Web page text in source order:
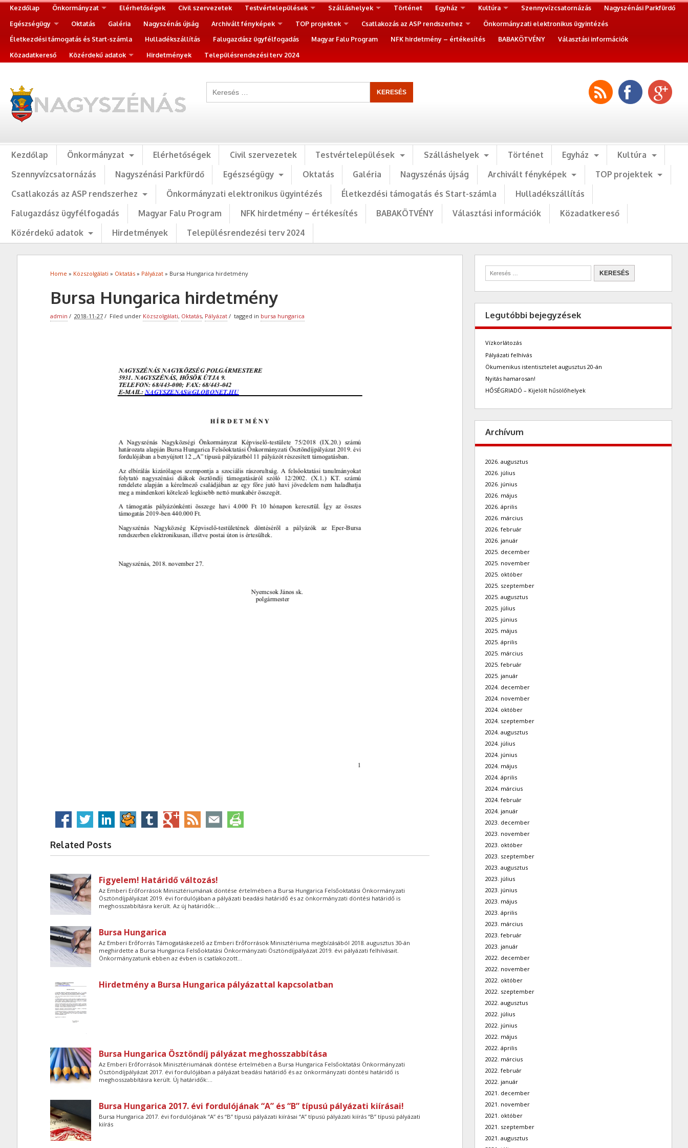
Kezdőlap Önkormányzat Elérhetőségek Civil szervezetek Testvértelepülések Szálláshelyek Történet Egyház Kultúra Szennyvízcsatornázás
Nagyszénási Parkfürdő
Egészségügy
Oktatás Galéria Nagyszénás újság Archivált fényképek TOP projektek Csatlakozás az ASP rendszerhez
Önkormányzati elektronikus ügyintézés
Életkezdési támogatás és Start-számla
Hulladékszállítás Falugazdász ügyfélfogadás Magyar Falu Program NFK hirdetmény – értékesítés BABAKÖTVÉNY
Választási információk
Közadatkereső
Közérdekű adatok Hirdetmények Településrendezési terv 2024
Kezdőlap Önkormányzat Elérhetőségek Civil szervezetek Testvértelepülések Szálláshelyek Történet Egyház
Kultúra
Szennyvízcsatornázás
Nagyszénási Parkfürdő Egészségügy Oktatás Galéria Nagyszénás újság Archivált fényképek
TOP projektek
Csatlakozás az ASP rendszerhez
Önkormányzati elektronikus ügyintézés Életkezdési támogatás és Start-számla
Hulladékszállítás
Falugazdász ügyfélfogadás
Magyar Falu Program NFK hirdetmény – értékesítés BABAKÖTVÉNY Választási információk
Közadatkereső
Közérdekű adatok
Hirdetmények Településrendezési terv 2024
Home » Közszolgálati » Oktatás » Pályázat » Bursa Hungarica hirdetmény
Bursa Hungarica hirdetmény
admin 2018-11-27 Filed under Közszolgálati, Oktatás, Pályázat tagged in bursa hungarica
Related Posts
Figyelem! Határidő változás!
Az Emberi Erőforrások Minisztériumának döntése értelmében a Bursa Hungarica Felsőoktatási Önkormányzati
Ösztöndíjpályázat 2019. évi fordulójában a pályázati beadási határidő és az önkormányzati döntési határidő is
meghosszabbításra került. Az új határidők:...
Bursa Hungarica
Az Emberi Erőforrás Támogatáskezelő az Emberi Erőforrások Minisztériuma megbízásából 2018. augusztus 30-án
meghirdette a Bursa Hungarica Felsőoktatási Önkormányzati Ösztöndíjpályázat 2019. évi pályázati felhívásait.
Önkormányzatunk ebben az évben is csatlakozott...
Hirdetmény a Bursa Hungarica pályázattal kapcsolatban
Bursa Hungarica Ösztöndíj pályázat meghosszabbítása
Az Emberi Erőforrások Minisztériumának döntése értelmében a Bursa Hungarica Felsőoktatási Önkormányzati
Ösztöndíjpályázat 2017. évi fordulójában a pályázat beadási határidő és az önkormányzati döntési határidő is
meghosszabbításra került. Új határidők:...
Bursa Hungarica 2017. évi fordulójának “A” és “B” típusú pályázati kiírásai!
Bursa Hungarica 2017. évi fordulójának “A” és “B” típusú pályázati kiírásai “A” típusú pályázati kiírás “B” típusú pályázati
kiírás
Legutóbbi bejegyzések
Vízkorlátozás
Pályázati felhívás
Ökumenikus istentisztelet augusztus 20-án
Nyitás hamarosan!
HŐSÉGRIADÓ – Kijelölt hűsölőhelyek
Archívum
2026. augusztus
2026. július
2026. június
2026. május
2026. április
2026. március
2026. február
2026. január
2025. december
2025. november
2025. október
2025. szeptember
2025. augusztus
2025. július
2025. június
2025. május
2025. április
2025. március
2025. február
2025. január
2024. december
2024. november
2024. október
2024. szeptember
2024. augusztus
2024. július
2024. június
2024. május
2024. április
2024. március
2024. február
2024. január
2023. december
2023. november
2023. október
2023. szeptember
2023. augusztus
2023. július
2023. június
2023. május
2023. április
2023. március
2023. február
2023. január
2022. december
2022. november
2022. október
2022. szeptember
2022. augusztus
2022. július
2022. június
2022. május
2022. április
2022. március
2022. február
2022. január
2021. december
2021. november
2021. október
2021. szeptember
2021. augusztus